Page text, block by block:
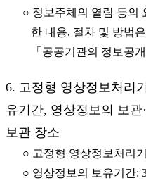
○ 정보주체의 열람 등의
한 내용, 절차 및 방법은
「공공기관의 정보공
6. 고정형 영상정보처리
유기간, 영상정보의 보관
보관 장소
○ 고정형 영상정보처리
○ 영상정보의 보유기간: